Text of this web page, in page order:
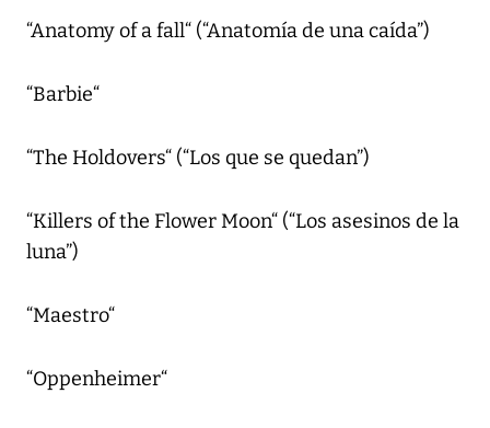
“Anatomy of a fall“ (“Anatomía de una caída”)
“Barbie“
“The Holdovers“ (“Los que se quedan”)
“Killers of the Flower Moon“ (“Los asesinos de la
luna”)
“Maestro“
“Oppenheimer“